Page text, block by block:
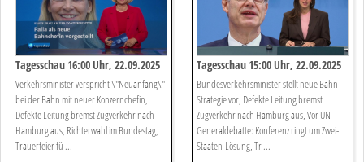
Tagesschau 16:00 Uhr, 22.09.2025
Verkehrsminister verspricht \"Neuanfang\"
bei der Bahn mit neuer Konzernchefin,
Defekte Leitung bremst Zugverkehr nach
Hamburg aus, Richterwahl im Bundestag,
Trauerfeier fü ...
Tagesschau 15:00 Uhr, 22.09.2025
Bundesverkehrsminister stellt neue Bahn-
Strategie vor, Defekte Leitung bremst
Zugverkehr nach Hamburg aus, Vor UN-
Generaldebatte: Konferenz ringt um Zwei-
Staaten-Lösung, Tr ...